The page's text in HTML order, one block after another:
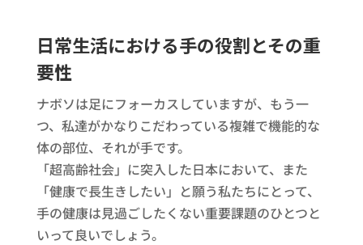
日常生活における手の役割とその重
要性
ナボソは足にフォーカスしていますが、もう一
つ、私達がかなりこだわっている複雑で機能的な
体の部位、それが手です。
「超高齢社会」に突入した日本において、また
「健康で長生きしたい」と願う私たちにとって、
手の健康は見過ごしたくない重要課題のひとつと
いって良いでしょう。